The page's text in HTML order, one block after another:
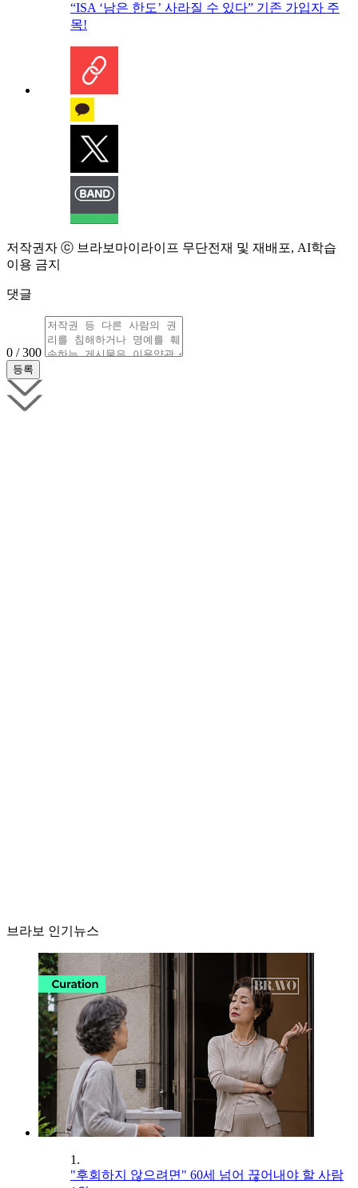
“ISA ‘남은 한도’ 사라질 수 있다” 기존 가입자 주
목!
저작권자 ⓒ 브라보마이라이프 무단전재 및 재배포, AI학습
이용 금지
댓글
0 / 300
브라보 인기뉴스
1.
"후회하지 않으려면" 60세 넘어 끊어내야 할 사람